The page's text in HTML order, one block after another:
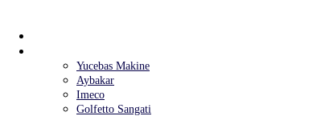
Yucebas Makine
Aybakar
Imeco
Golfetto Sangati